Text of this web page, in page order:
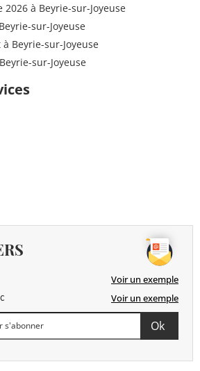
à Beyrie-sur-Joyeuse
sur-Joyeuse
Beyrie-sur-Joyeuse
sur-Joyeuse
Voir un exemple
Voir un exemple